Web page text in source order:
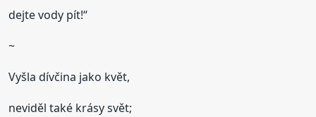
dejte vody pít!“
~
Vyšla dívčina jako květ,
neviděl také krásy svět;